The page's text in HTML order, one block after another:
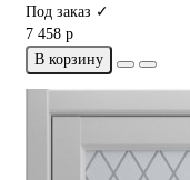
Под заказ ✓
7 458 р
В корзину